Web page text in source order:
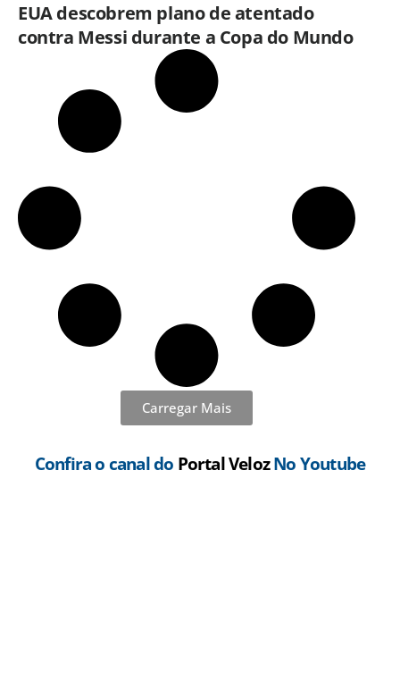
EUA descobrem plano de atentado
contra Messi durante a Copa do Mundo
Carregar Mais
Confira o canal do Portal Veloz No Youtube